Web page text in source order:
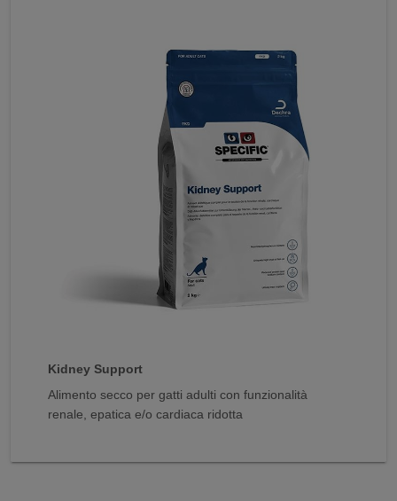
Kidney Support
Alimento secco per gatti adulti con funzionalità
renale, epatica e/o cardiaca ridotta